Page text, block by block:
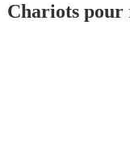
Chariots pour